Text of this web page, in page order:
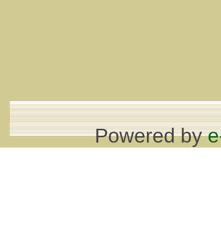
Powered by